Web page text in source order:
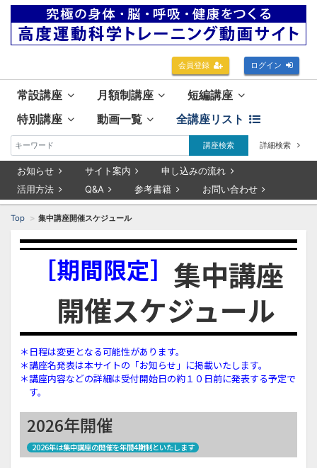
会員登録 ログイン
常設講座 月額制講座
短編講座
特別講座
動画一覧 全講座リスト
講座検索 詳細検索
お知らせ サイト案内
申し込みの流れ
活用方法
Q&A 参考書籍 お問い合わせ
Top 集中講座開催スケジュール
［期間限定］ 集中講座
開催スケジュール
＊日程は変更となる可能性があります。
＊講座名発表は本サイトの「お知らせ」に掲載いたします。
＊講座内容などの詳細は受付開始日の約１０日前に発表する予定で
す。
2026年開催
2026年は集中講座の開催を年間4期制といたします